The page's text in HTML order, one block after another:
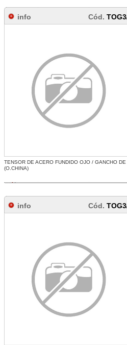
info Cód.
TENSOR DE ACERO FUNDIDO OJO / GANCHO DE
(O.CHINA)
info Cód.